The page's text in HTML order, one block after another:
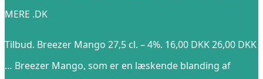
MERE .DK
Tilbud. Breezer Mango 27,5 cl. – 4%. 16,00 DKK 26,00 DKK
… Breezer Mango, som er en læskende blanding af